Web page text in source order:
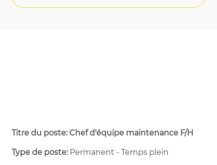
Titre du poste: Chef d'équipe maintenance F/H
Type de poste:Permanent - Temps plein ​